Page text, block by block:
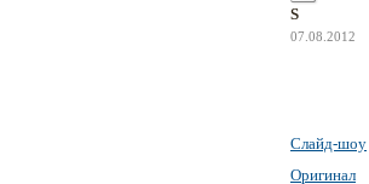
S
07.08.2012
Слайд-шоу
Оригинал